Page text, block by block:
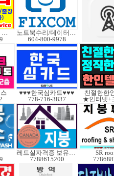
노트북/데스크탑 수리
노트북수리/데이터복구
604-800-9978
♥♥♥한국심카드♥♥♥
778-716-3837
친절한한
★인터넷+
레드실자격증 보유업체
7788615200
SR